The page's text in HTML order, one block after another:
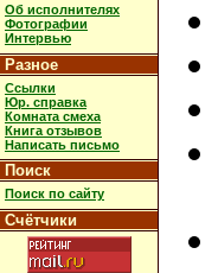
Об исполнителях
Фотографии
Интервью
Разное
Ссылки
Юр. справка
Комната смеха
Книга отзывов
Написать письмо
Поиск
Поиск по сайту
Счётчики